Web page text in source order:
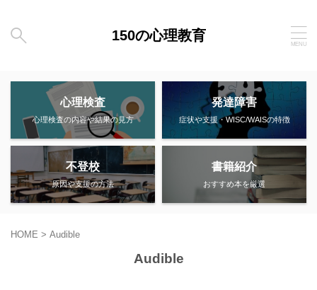
150の心理教育
心理検査
心理検査の内容や結果の見方
発達障害
症状や支援・WISC/WAISの特徴
不登校
原因や支援の方法
書籍紹介
おすすめ本を厳選
HOME > Audible
Audible